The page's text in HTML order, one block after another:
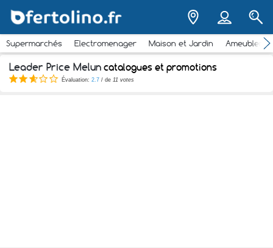
Supermarchés Electromenager Maison et Jardin
Leader Price Melun catalogues et promotions
Évaluation: 2.7 / de 11 votes